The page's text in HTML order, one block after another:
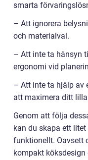
smarta
– Att ignorera
och materialval.
– Att inte ta hänsyn
ergonomi vid
– Att inte ta hjälp av
att maximera ditt
Genom att följa
kan du skapa ett
funktionellt. Oavsett
kompakt köksdesign